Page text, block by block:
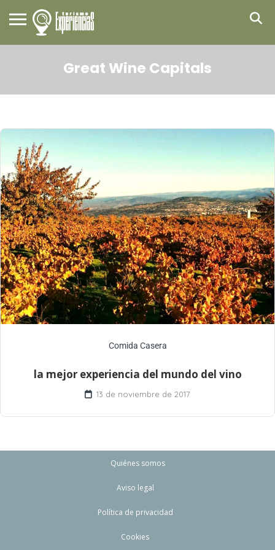
Great Wine Capitals
Comida Casera
la mejor experiencia del mundo del vino
13 de noviembre de 2017
Quiénes somos
Aviso legal
Política de privacidad
Cookies